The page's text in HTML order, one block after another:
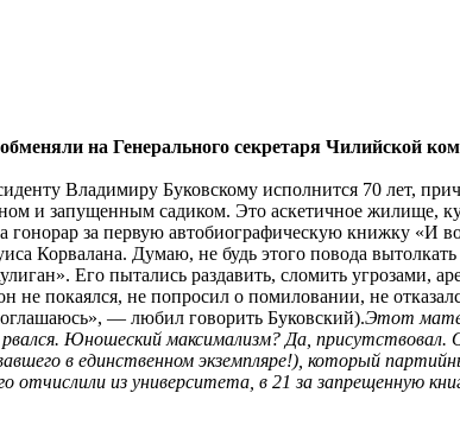
на Генерального секретаря Чилийской
Владимиру Буковскому исполнится 70 лет,
и запущенным садиком. Это аскетичное жилище,
за первую автобиографическую книжку «И
Корвалана. Думаю, не будь этого повода
Его пытались раздавить, сломить угрозами,
покаялся, не попросил о помиловании, не
— любил говорить Буковский).Этот
Юношеский максимализм? Да,
в единственном экземпляре!), который
отчислили из университета, в 21 за запрещенную